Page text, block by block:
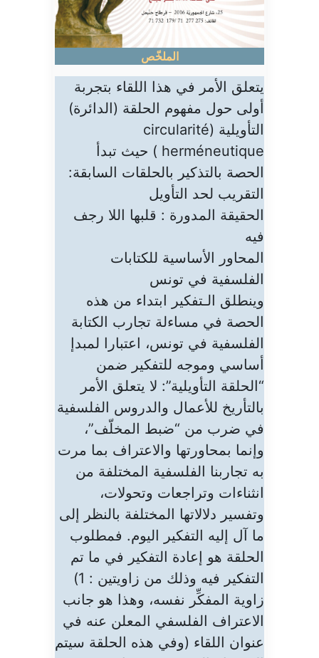
الملخّص
يتعلق الأمر في هذا اللقاء بتجربة
أولى حول مفهوم الحلقة (الدائرة)
التأويلية (circularité
herméneutique ) حيث تبدأ
الحصة بالتذكير بالحلقات السابقة:
التقريب لحد التأويل
الحقيقة المدورة : قلبها اللا رجف
فيه
المحاور الأساسية للكتابات
الفلسفية في تونس
وينطلق الـتفكير ابتداء من هذه
الحصة في مساءلة تجارب الكتابة
الفلسفية في تونس، اعتبارا لمبدإ
أساسي وموجه للتفكير ضمن
“الحلقة التأويلية”: لا يتعلق الأمر
بالتأريخ للأعمال والدروس الفلسفية
في ضرب من “ضبط المخلّف”،
وإنما بمحاورتها والاعتراف بما مرت
به تجاربنا الفلسفية المختلفة من
انثناءات وتراجعات وتحولات،
وتفسير دلالاتها المختلفة بالنظر إلى
ما آل إليه التفكير اليوم. فمطلوب
الحلقة هو إعادة التفكير في ما تم
التفكير فيه وذلك من زاويتين : 1)
زاوية المفكِّر نفسه، وهذا هو جانب
الاعتراف الفلسفي المعلن عنه في
عنوان اللقاء (وفي هذه الحلقة سيتم